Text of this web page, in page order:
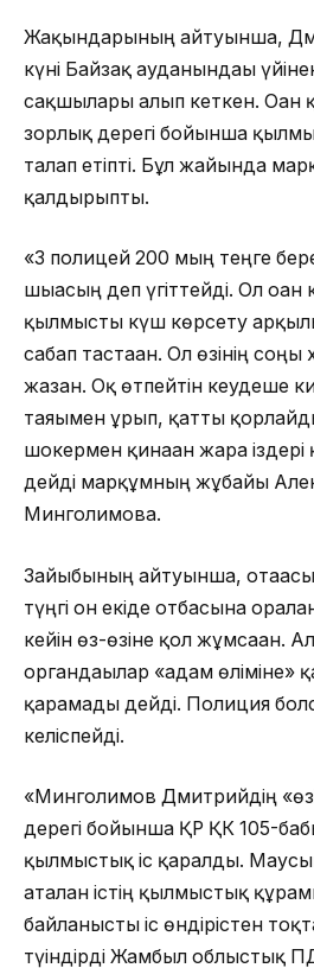
Жақындарының айтуынша,
күні Байзақ ауданындағы
сақшылары алып кеткен. Оған
зорлық дерегі бойынша
талап етіпті. Бұл жайында
қалдырыпты.
«3 полицей 200 мың теңге
шығасың деп үгіттейді. Ол
қылмысты күш көрсету
сабап тастаған. Ол өзінің
жазған. Оқ өтпейтін кеудеше
таяғымен ұрып, қатты
шокермен қинаған жара
дейді марқұмның жұбайы
Минголимова.
Зайыбының айтуынша,
түңгі он екіде отбасына
кейін өз-өзіне қол жұмсаған.
органдағылар «адам өліміне»
қарамады дейді. Полиция
келіспейді.
«Минголимов Дмитрийдің
дерегі бойынша ҚР ҚК 105-
қылмыстық іс қаралды.
аталған істің қылмыстық
байланысты іс өндірістен
түіндірді Жамбыл облыстық ПД